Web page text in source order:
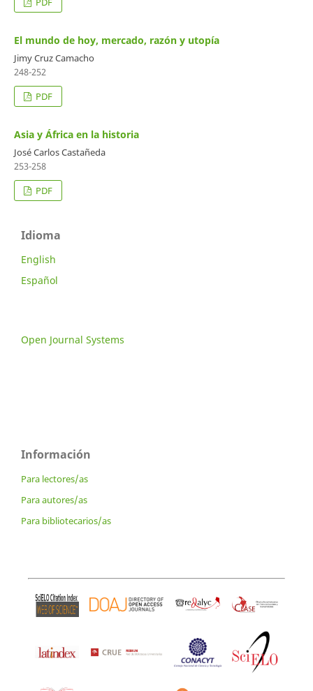
El mundo de hoy, mercado, razón y utopía
Jimy Cruz Camacho
248-252
PDF
Asia y África en la historia
José Carlos Castañeda
253-258
PDF
Idioma
English
Español
Open Journal Systems
Información
Para lectores/as
Para autores/as
Para bibliotecarios/as